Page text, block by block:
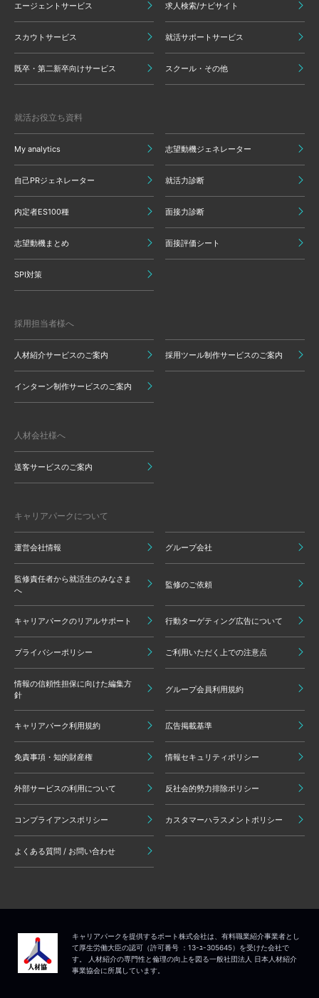
エージェントサービス 求人検索/ナビサイト
スカウトサービス 就活サポートサービス
既卒・第二新卒向けサービス スクール・その他
就活お役立ち資料
My analytics 志望動機ジェネレーター
自己PRジェネレーター 就活力診断
内定者ES100種 面接力診断
志望動機まとめ 面接評価シート
SPI対策
採用担当者様へ
人材紹介サービスのご案内 採用ツール制作サービスのご案内
インターン制作サービスのご案内
人材会社様へ
送客サービスのご案内
キャリアパークについて
運営会社情報 グループ会社
監修責任者から就活生のみなさま
へ
監修のご依頼
キャリアパークのリアルサポート 行動ターゲティング広告について
プライバシーポリシー ご利用いただく上での注意点
情報の信頼性担保に向けた編集方
針
グループ会員利用規約
キャリアパーク利用規約 広告掲載基準
免責事項・知的財産権 情報セキュリティポリシー
外部サービスの利用について 反社会的勢力排除ポリシー
コンプライアンスポリシー カスタマーハラスメントポリシー
よくある質問 / お問い合わせ